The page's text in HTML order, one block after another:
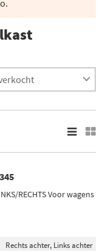
RECHTS Voor wagens
Rechts achter, Links achter